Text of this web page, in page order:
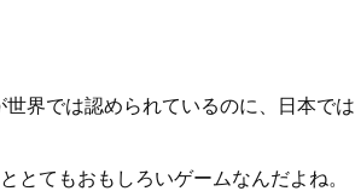
界では認められているのに、日本では
とてもおもしろいゲームなんだよね。